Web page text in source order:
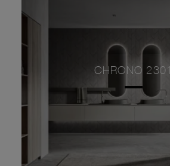
CHRONO 2301